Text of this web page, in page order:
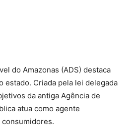
do Amazonas (ADS) destaca
estado. Criada pela lei delegada
da antiga Agência de
atua como agente